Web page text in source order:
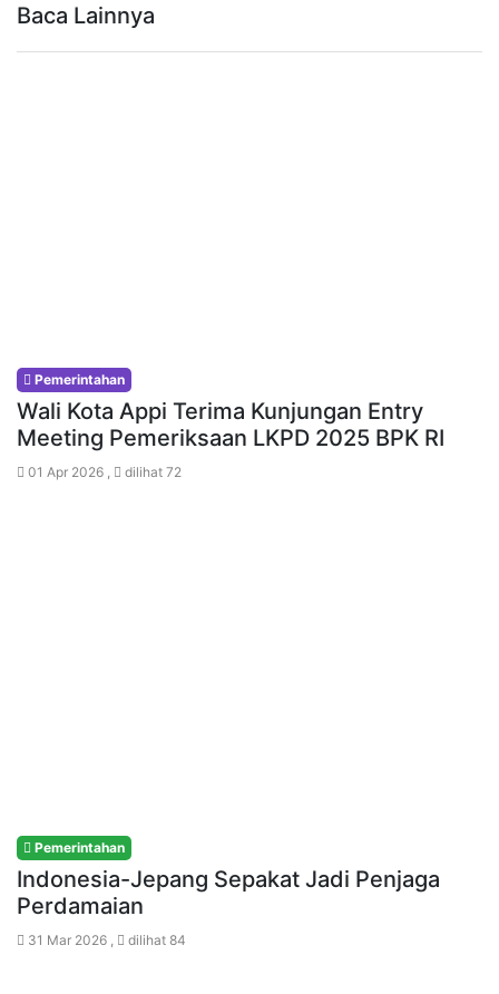
Baca Lainnya
Pemerintahan
Wali Kota Appi Terima Kunjungan Entry
Meeting Pemeriksaan LKPD 2025 BPK RI
01 Apr 2026 , dilihat 72
Pemerintahan
Indonesia-Jepang Sepakat Jadi Penjaga
Perdamaian
31 Mar 2026 , dilihat 84